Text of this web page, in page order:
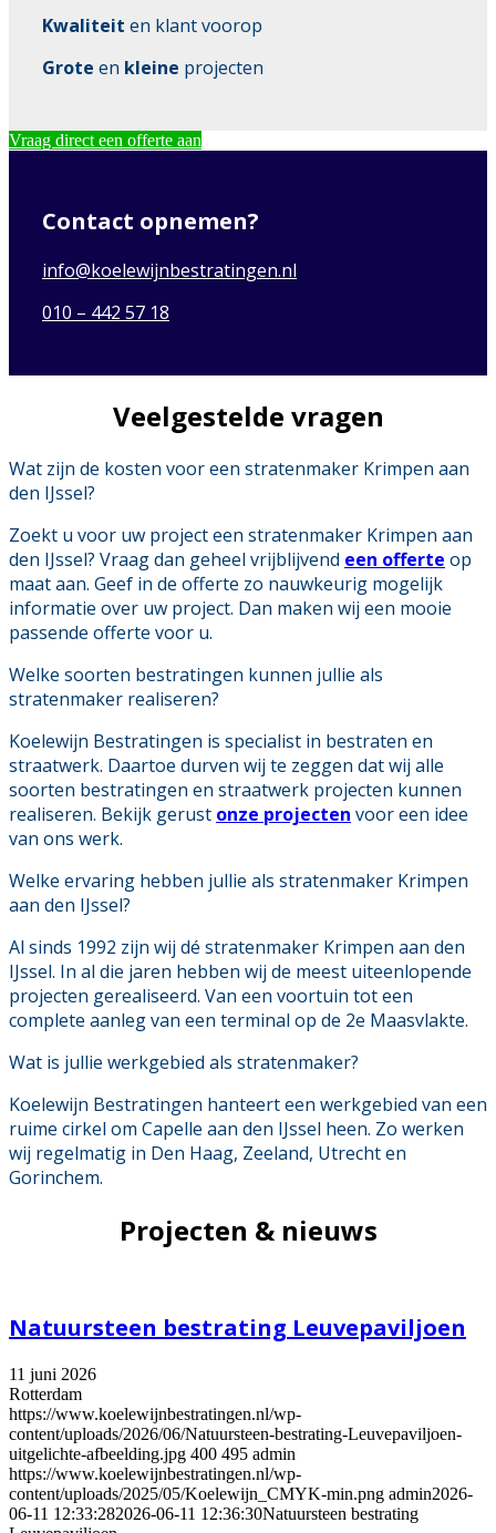
Kwaliteit en klant voorop
Grote en kleine projecten
Vraag direct een offerte aan
Contact opnemen?
info@koelewijnbestratingen.nl
010 – 442 57 18
Veelgestelde vragen
Wat zijn de kosten voor een stratenmaker Krimpen aan
den IJssel?
Zoekt u voor uw project een stratenmaker Krimpen aan
den IJssel? Vraag dan geheel vrijblijvend een offerte op
maat aan. Geef in de offerte zo nauwkeurig mogelijk
informatie over uw project. Dan maken wij een mooie
passende offerte voor u.
Welke soorten bestratingen kunnen jullie als
stratenmaker realiseren?
Koelewijn Bestratingen is specialist in bestraten en
straatwerk. Daartoe durven wij te zeggen dat wij alle
soorten bestratingen en straatwerk projecten kunnen
realiseren. Bekijk gerust onze projecten voor een idee
van ons werk.
Welke ervaring hebben jullie als stratenmaker Krimpen
aan den IJssel?
Al sinds 1992 zijn wij dé stratenmaker Krimpen aan den
IJssel. In al die jaren hebben wij de meest uiteenlopende
projecten gerealiseerd. Van een voortuin tot een
complete aanleg van een terminal op de 2e Maasvlakte.
Wat is jullie werkgebied als stratenmaker?
Koelewijn Bestratingen hanteert een werkgebied van een
ruime cirkel om Capelle aan den IJssel heen. Zo werken
wij regelmatig in Den Haag, Zeeland, Utrecht en
Gorinchem.
Projecten & nieuws
Natuursteen bestrating Leuvepaviljoen
11 juni 2026
Rotterdam
https://www.koelewijnbestratingen.nl/wp-
content/uploads/2026/06/Natuursteen-bestrating-Leuvepaviljoen-
uitgelichte-afbeelding.jpg 400 495 admin
https://www.koelewijnbestratingen.nl/wp-
content/uploads/2025/05/Koelewijn_CMYK-min.png admin2026-
06-11 12:33:282026-06-11 12:36:30Natuursteen bestrating